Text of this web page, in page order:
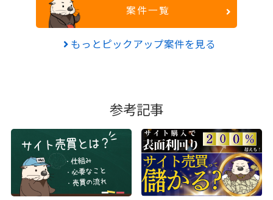
案件一覧
もっとピックアップ案件を見る
参考記事